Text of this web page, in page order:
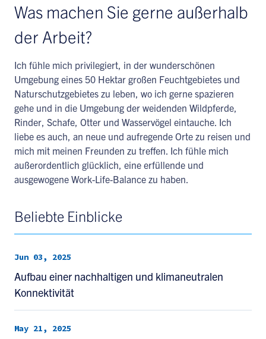
Was machen Sie gerne außerhalb
der Arbeit?
Ich fühle mich privilegiert, in der wunderschönen
Umgebung eines 50 Hektar großen Feuchtgebietes und
Naturschutzgebietes zu leben, wo ich gerne spazieren
gehe und in die Umgebung der weidenden Wildpferde,
Rinder, Schafe, Otter und Wasservögel eintauche. Ich
liebe es auch, an neue und aufregende Orte zu reisen und
mich mit meinen Freunden zu treffen. Ich fühle mich
außerordentlich glücklich, eine erfüllende und
ausgewogene Work-Life-Balance zu haben.
Beliebte Einblicke
Jun 03, 2025
Aufbau einer nachhaltigen und klimaneutralen
Konnektivität
May 21, 2025